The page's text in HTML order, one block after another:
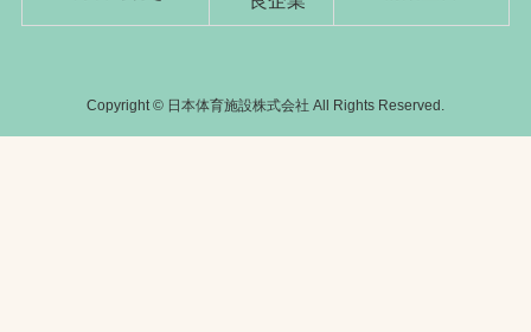
Copyright © 日本体育施設株式会社 All Rights Reserved.